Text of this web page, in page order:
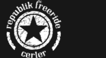
contenido